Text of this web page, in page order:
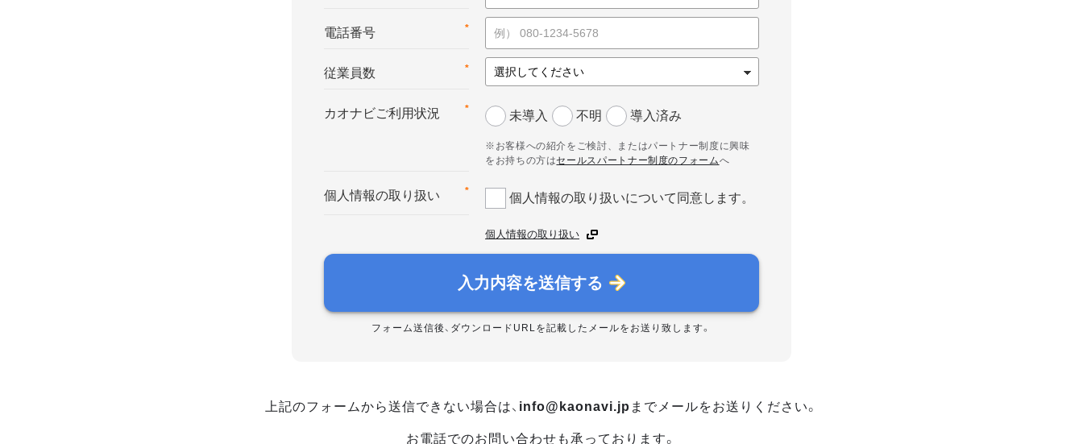
*
電話番号
*
従業員数
*
カオナビご利用状況 未導入 不明 導入済み
※お客様への紹介をご検討、またはパートナー制度に興味
をお持ちの方はセールスパートナー制度のフォームへ
*
個人情報の取り扱い 個人情報の取り扱いについて同意します。
個人情報の取り扱い
入力内容を送信する
フォーム送信後、ダウンロードURLを記載したメールをお送り致します。
上記のフォームから送信できない場合は、 info@kaonavi.jp までメールをお送りください。
お電話でのお問い合わせも承っております。